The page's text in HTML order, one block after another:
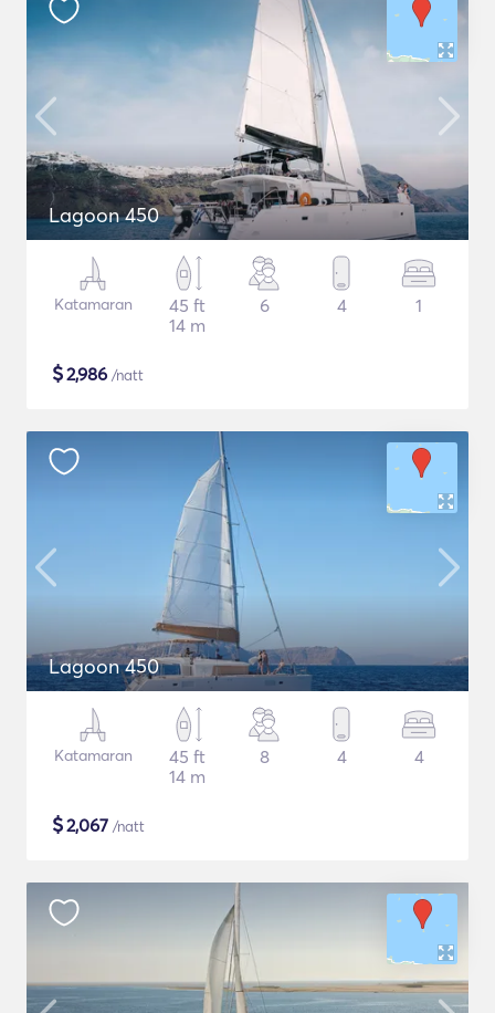
Lagoon 450
Katamaran
45 ft
14 m
6 4 1
$2,986 /natt
Lagoon 450
Katamaran
45 ft
14 m
8 4 4
$2,067 /natt